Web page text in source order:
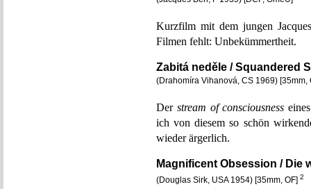
Kurzfilm mit dem jungen
Filmen fehlt: Unbekümmertheit.
Zabitá neděle / Squandered
(Drahomíra Vihanová, CS 1969) [35mm,
Der stream of consciousness
ich von diesem so schön
wieder ärgerlich.
Magnificent Obsession / Die
(Douglas Sirk, USA 1954) [35mm, OF] 2